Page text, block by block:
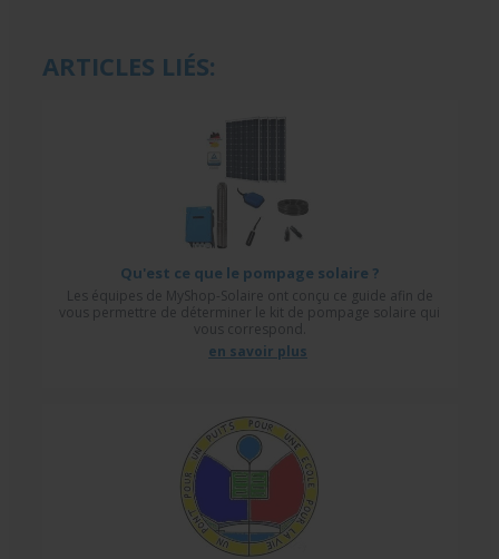
ARTICLES LIÉS:
Qu'est ce que le pompage solaire ?
Les équipes de MyShop-Solaire ont conçu ce guide afin de
vous permettre de déterminer le kit de pompage solaire qui
vous correspond.
en savoir plus